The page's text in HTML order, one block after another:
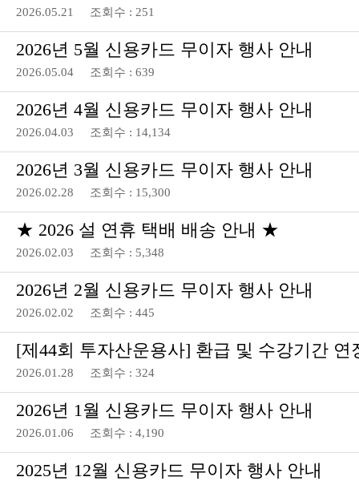
2026.05.21 조회수 : 251
2026년 5월 신용카드 무이자 행사 안내
2026.05.04 조회수 : 639
2026년 4월 신용카드 무이자 행사 안내
2026.04.03 조회수 : 14,134
2026년 3월 신용카드 무이자 행사 안내
2026.02.28 조회수 : 15,300
★ 2026 설 연휴 택배 배송 안내 ★
2026.02.03 조회수 : 5,348
2026년 2월 신용카드 무이자 행사 안내
2026.02.02 조회수 : 445
[제44회 투자산운용사] 환급 및 수강기간 연
2026.01.28 조회수 : 324
2026년 1월 신용카드 무이자 행사 안내
2026.01.06 조회수 : 4,190
2025년 12월 신용카드 무이자 행사 안내